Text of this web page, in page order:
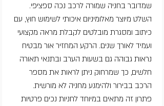
שמדובר בחניה שמורה לרכב נכה ספציפי.
השלט מיוצר מאלומיניום איכותי לשימוש חוץ, עם
כיתוב ומסגרת מובלטים לקבלת מראה מקצועי
ועמיד לאורך שנים. הרקע המחזיר אור מבטיח
נראות גבוהה גם בשעות הערב ובתנאי תאורה
חלשים, כך שמרחוק ניתן לראות את מספר
הרכב בבירור ולהימנע מחניה לא מורשית.
פתרון זה מתאים במיוחד לחניות נכים פרטיות